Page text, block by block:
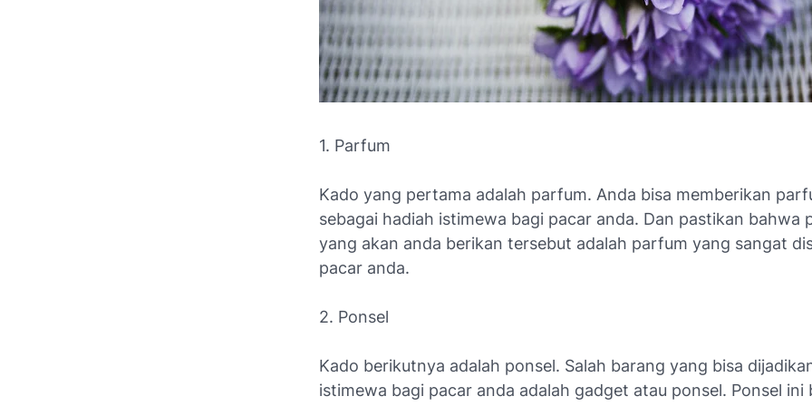
1. Parfum
Kado yang pertama adalah parfum. Anda bisa memberikan
sebagai hadiah istimewa bagi pacar anda. Dan pastikan bahwa
yang akan anda berikan tersebut adalah parfum yang sangat
pacar anda.
2. Ponsel
Kado berikutnya adalah ponsel. Salah barang yang bisa
istimewa bagi pacar anda adalah gadget atau ponsel. Ponsel ini